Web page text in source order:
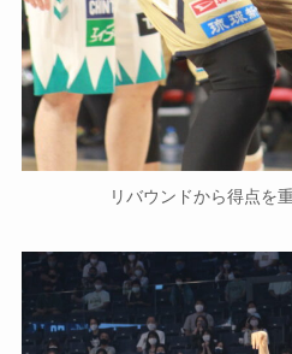
リバウンドから得点を